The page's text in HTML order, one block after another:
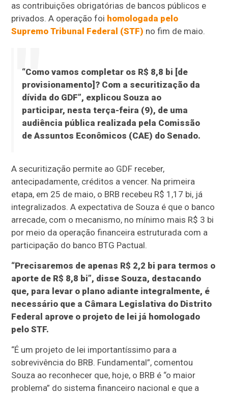
as contribuições obrigatórias de bancos públicos e
privados. A operação foi homologada pelo
Supremo Tribunal Federal (STF) no fim de maio.
“Como vamos completar os R$ 8,8 bi [de
provisionamento]? Com a securitização da
dívida do GDF”, explicou Souza ao
participar, nesta terça-feira (9), de uma
audiência pública realizada pela Comissão
de Assuntos Econômicos (CAE) do Senado.
A securitização permite ao GDF receber,
antecipadamente, créditos a vencer. Na primeira
etapa, em 25 de maio, o BRB recebeu R$ 1,17 bi, já
integralizados. A expectativa de Souza é que o banco
arrecade, com o mecanismo, no mínimo mais R$ 3 bi
por meio da operação financeira estruturada com a
participação do banco BTG Pactual.
“Precisaremos de apenas R$ 2,2 bi para termos o
aporte de R$ 8,8 bi”, disse Souza, destacando
que, para levar o plano adiante integralmente, é
necessário que a Câmara Legislativa do Distrito
Federal aprove o projeto de lei já homologado
pelo STF.
“É um projeto de lei importantíssimo para a
sobrevivência do BRB. Fundamental”, comentou
Souza ao reconhecer que, hoje, o BRB é “o maior
problema” do sistema financeiro nacional e que a